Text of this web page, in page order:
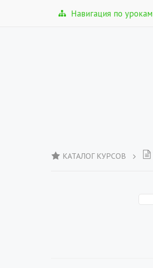
Навигация по урокам
КАТАЛОГ КУРСОВ